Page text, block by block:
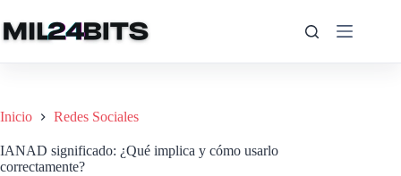
al
contenido
Inicio Redes Sociales
IANAD significado: ¿Qué implica y cómo usarlo
correctamente?